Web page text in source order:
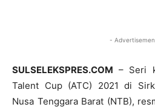
-
SULSELEKSPRES.COM – Seri
Talent Cup (ATC) 2021 di
Nusa Tenggara Barat (NTB),